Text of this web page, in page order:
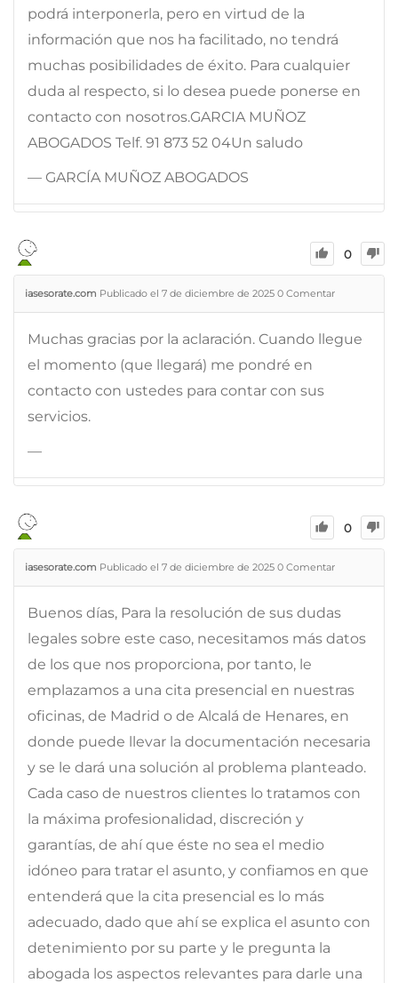
podrá interponerla, pero en virtud de la
información que nos ha facilitado, no tendrá
muchas posibilidades de éxito. Para cualquier
duda al respecto, si lo desea puede ponerse en
contacto con nosotros.GARCIA MUÑOZ
ABOGADOS Telf. 91 873 52 04Un saludo
— GARCÍA MUÑOZ ABOGADOS
0
iasesorate.com Publicado el 7 de diciembre de 2025 0 Comentar
Muchas gracias por la aclaración. Cuando llegue
el momento (que llegará) me pondré en
contacto con ustedes para contar con sus
servicios.
—
0
iasesorate.com Publicado el 7 de diciembre de 2025 0 Comentar
Buenos días, Para la resolución de sus dudas
legales sobre este caso, necesitamos más datos
de los que nos proporciona, por tanto, le
emplazamos a una cita presencial en nuestras
oficinas, de Madrid o de Alcalá de Henares, en
donde puede llevar la documentación necesaria
y se le dará una solución al problema planteado.
Cada caso de nuestros clientes lo tratamos con
la máxima profesionalidad, discreción y
garantías, de ahí que éste no sea el medio
idóneo para tratar el asunto, y confiamos en que
entenderá que la cita presencial es lo más
adecuado, dado que ahí se explica el asunto con
detenimiento por su parte y le pregunta la
abogada los aspectos relevantes para darle una